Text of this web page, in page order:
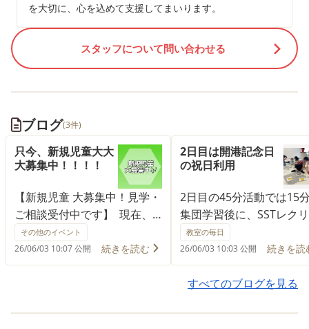
を大切に、心を込めて支援してまいります。
スタッフについて問い合わせる
ブログ(3件)
只今、新規児童大大
大募集中！！！！
【新規児童 大募集中！見学・
ご相談受付中です】 現在、
当事業所では新規ご利用児童
を大募集しています。 「安
心して過ごせる場所を探して
い」 「遊びや活動を通して、
その他のイベント
26/06/03 10:07 公開 続きを読む
2日目は開港記念日
の祝日利用
2日目の45分活動では15
集団学習後に、SSTレク
ーションの活動として「
くり返しゲーム」を行い
た。 床に並べられたイラ
カードを、『よーいどん
て、ルールを守ることや
教室の毎日
26/06/03 10:03 公開 続きを読
すべてのブログを見る